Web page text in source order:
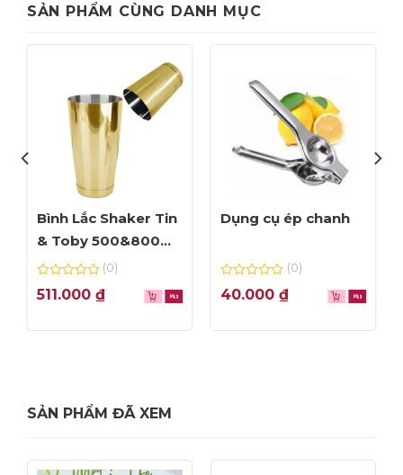
SẢN PHẨM CÙNG DANH MỤC
Bình Lắc Shaker Tin
& Toby 500&800ml
màu vàng code
46/X 017 – G
0
out
5
(0)
511.000 ₫
Dụng cụ ép chanh
0
out
5
(0)
40.000 ₫
SẢN PHẨM ĐÃ XEM